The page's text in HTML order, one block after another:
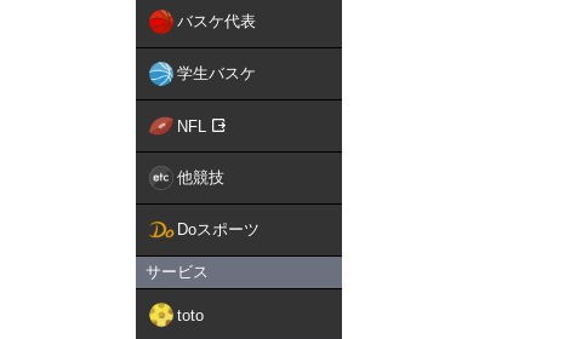
バスケ代表
学生バスケ
NFL
他競技
Doスポーツ
サービス
toto